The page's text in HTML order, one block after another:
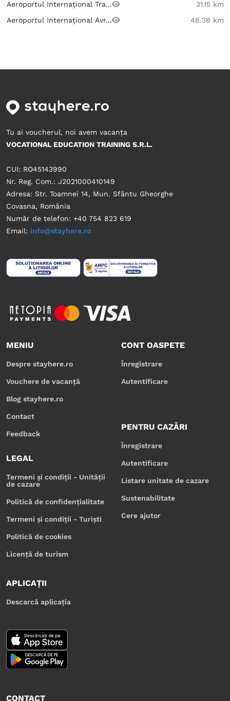
Aeroportul Internațional Tra...
31.15 km
Aeroportul Internațional Avr...
48.38 km
Tu ai voucherul, noi avem vacanța
VOCATIONAL EDUCATION TRAINING S.R.L.
CUI: RO45143990
Nr. Reg. Com.: J2021000410149
Adresa: Str. Toamnei 14, Mun. Sfântu Gheorghe
Covasna, România
Număr de telefon: +40 754 823 619
Email: info@stayhere.ro
MENIU
Despre stayhere.ro
Vouchere de vacanță
Blog stayhere.ro
Contact
Feedback
LEGAL
Termeni și condiții - Unității
de cazare
Politică de confidențialitate
Termeni și condiții - Turiști
Politică de cookies
Licență de turism
CONT OASPETE
Înregistrare
Autentificare
PENTRU CAZĂRI
Înregistrare
Autentificare
Listare unitate de cazare
Sustenabilitate
Cere ajutor
APLICAȚII
Descarcă aplicația
CONTACT